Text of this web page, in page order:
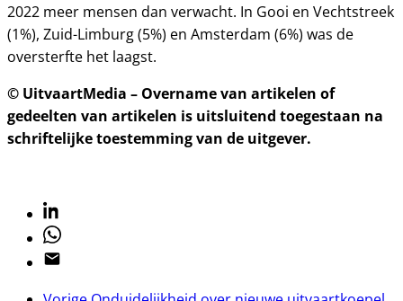
2022 meer mensen dan verwacht. In Gooi en Vechtstreek
(1%), Zuid-Limburg (5%) en Amsterdam (6%) was de
oversterfte het laagst.
© UitvaartMedia – Overname van artikelen of
gedeelten van artikelen is uitsluitend toegestaan na
schriftelijke toestemming van de uitgever.
Linkedin
Whatsapp
Email